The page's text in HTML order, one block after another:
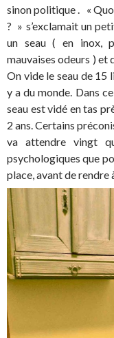
sinon politique . «
? » s’exclamait un
un seau ( en inox,
mauvaises odeurs ) et
On vide le seau de 15
y a du monde. Dans
seau est vidé en tas
2 ans. Certains
va attendre vingt
psychologiques que
place, avant de rendre